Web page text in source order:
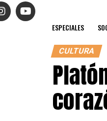
ESPECIALES
CULTURA